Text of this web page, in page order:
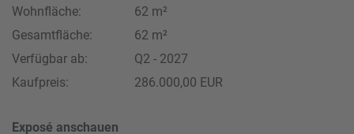
Wohnfläche:
62 m²
Gesamtfläche:
62 m²
Verfügbar ab:
Q2 - 2027
Kaufpreis:
286.000,00 EUR
Exposé anschauen